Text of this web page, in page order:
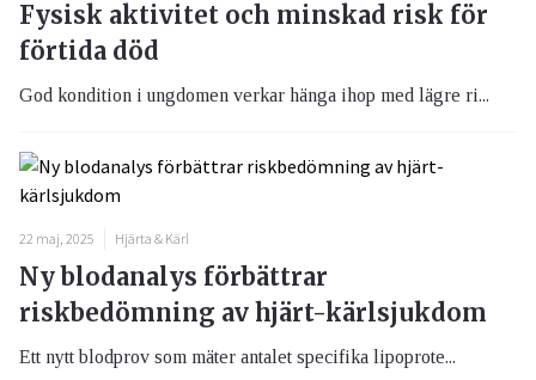
Fysisk aktivitet och minskad risk för
förtida död
God kondition i ungdomen verkar hänga ihop med lägre ri...
22 maj, 2025 Hjärta & Kärl
Ny blodanalys förbättrar
riskbedömning av hjärt-kärlsjukdom
Ett nytt blodprov som mäter antalet specifika lipoprote...